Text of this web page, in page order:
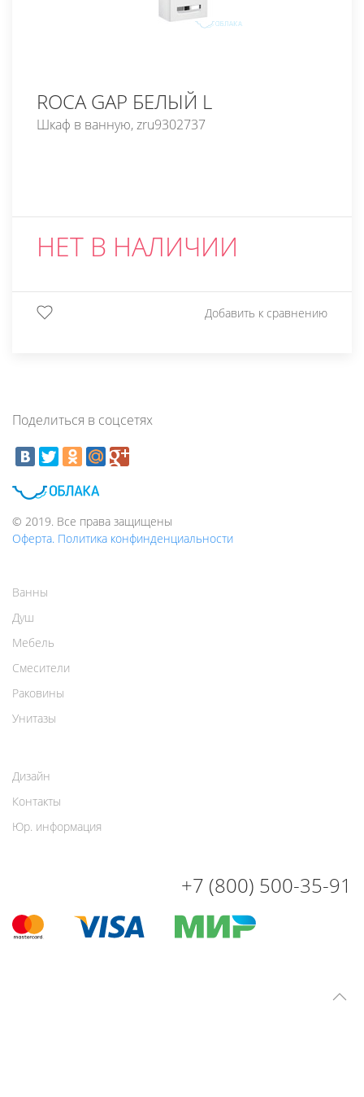
ROCA GAP БЕЛЫЙ L
Шкаф в ванную, zru9302737
НЕТ В НАЛИЧИИ
Добавить к сравнению
Поделиться в соцсетях
© 2019. Все права защищены
Оферта. Политика конфинденциальности
Ванны
Душ
Мебель
Смесители
Раковины
Унитазы
Дизайн
Контакты
Юр. информация
+7 (800) 500-35-91